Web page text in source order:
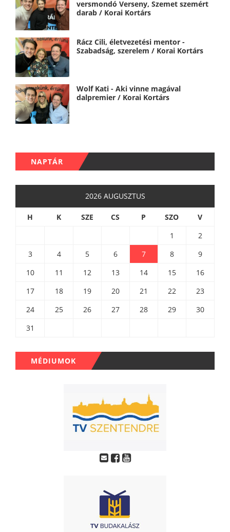
versmondó Verseny, Szemet szemért
darab / Korai Kortárs
Rácz Cili, életvezetési mentor -
Szabadság, szerelem / Korai Kortárs
Wolf Kati - Aki vinne magával
dalpremier / Korai Kortárs
NAPTÁR
2026 AUGUSZTUS
H K SZE CS P SZO
V
1
2
3
4 5 6 7 8
9
10
11 12 13 14 15
16
17
18 19 20 21 22
23
24
25 26 27 28 29
30
31
MÉDIUMOK